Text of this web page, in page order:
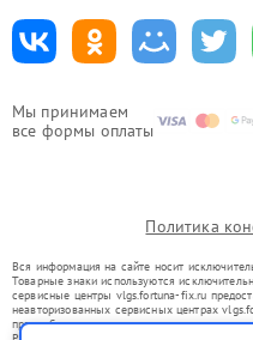
Мы принимаем
все формы оплаты
Политика
Вся информация на сайте носит
Товарные знаки используются
сервисные центры vlgs.fortuna-fix.ru
неавторизованных сервисных центрах
правообладателями товарных знаков или